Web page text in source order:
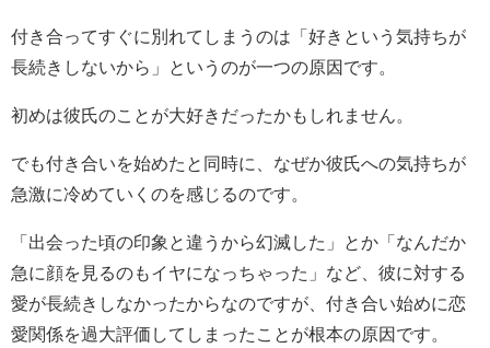
付き合ってすぐに別れてしまうのは「好きという気持ちが
長続きしないから」というのが一つの原因です。
初めは彼氏のことが大好きだったかもしれません。
でも付き合いを始めたと同時に、なぜか彼氏への気持ちが
急激に冷めていくのを感じるのです。
「出会った頃の印象と違うから幻滅した」とか「なんだか
急に顔を見るのもイヤになっちゃった」など、彼に対する
愛が長続きしなかったからなのですが、付き合い始めに恋
愛関係を過大評価してしまったことが根本の原因です。